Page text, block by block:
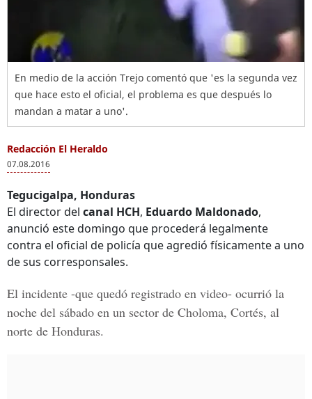
En medio de la acción Trejo comentó que 'es la segunda vez
que hace esto el oficial, el problema es que después lo
mandan a matar a uno'.
Redacción El Heraldo
07.08.2016
Tegucigalpa, Honduras
El director del canal HCH, Eduardo Maldonado,
anunció este domingo que procederá legalmente
contra el oficial de policía que agredió físicamente a uno
de sus corresponsales.
El incidente -que quedó registrado en video- ocurrió la
noche del sábado en un sector de Choloma, Cortés, al
norte de Honduras.